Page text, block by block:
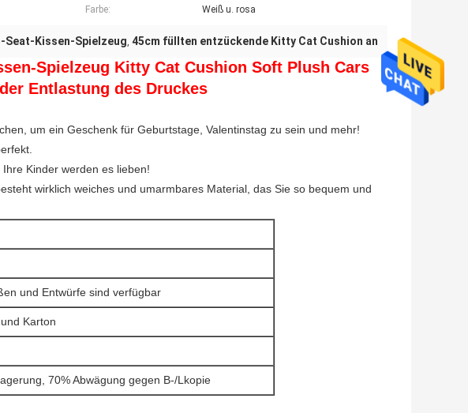
Farbe: Weiß u. rosa
Seat-Kissen-Spielzeug, 45cm füllten entzückende Kitty Cat Cushion an
Spielzeug Kitty Cat Cushion Soft Plush Cars
Entlastung des Druckes
um ein Geschenk für Geburtstage, Valentinstag zu sein und mehr!
Kinder werden es lieben!
wirklich weiches und umarmbares Material, das Sie so bequem und
und Entwürfe sind verfügbar
Karton
70% Abwägung gegen B-/Lkopie